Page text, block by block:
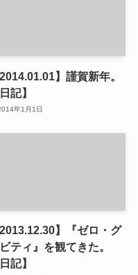
2014.01.01】謹賀新年。
日記】
年1月1日
2013.12.30】『ゼロ・グ
ティ』を観てきた。
日記】